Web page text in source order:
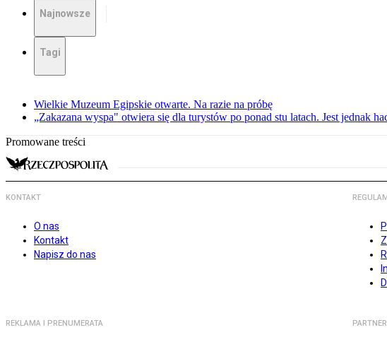
Najnowsze
Tagi
Wielkie Muzeum Egipskie otwarte. Na razie na próbę
„Zakazana wyspa" otwiera się dla turystów po ponad stu latach. Jest jednak
Promowane treści
KONTAKT
O nas
Kontakt
Napisz do nas
REKLAMA I PRENUMERATA